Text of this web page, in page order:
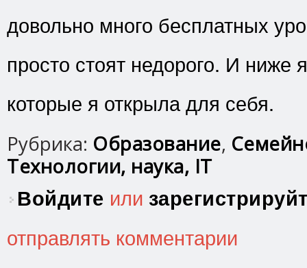
довольно много бесплатных
просто стоят недорого. И ниже
которые я открыла для себя.
Рубрика: Образование,
Технологии, наука, IT
Войдите или
отправлять комментарии